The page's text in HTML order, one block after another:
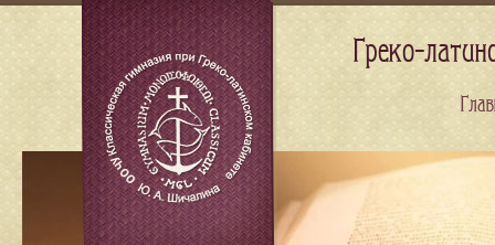
Греко-